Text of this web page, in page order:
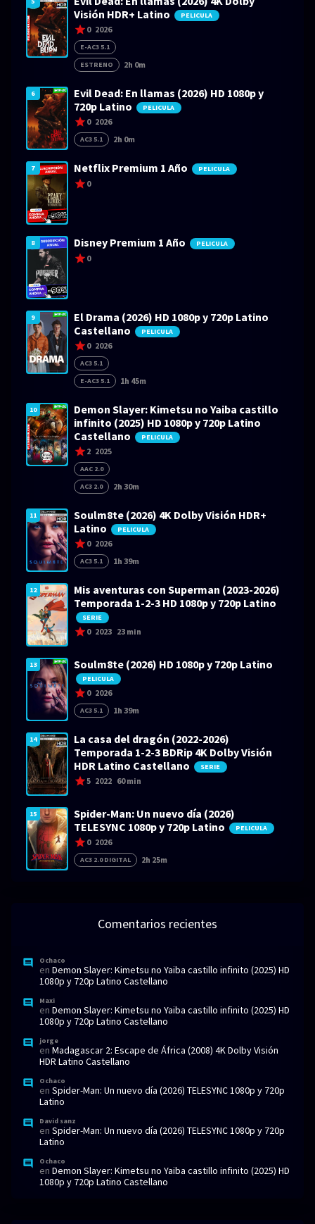
Visión HDR+ Latino
PELICULA
0 2026
E-AC3 5.1
ESTRENO
2h 0m
6
Evil Dead: En llamas (2026) HD 1080p y
720p Latino
PELICULA
0 2026
AC3 5.1 2h 0m
7 Netflix Premium 1 Año PELICULA
0
8 Disney Premium 1 Año PELICULA
0
9
El Drama (2026) HD 1080p y 720p Latino
Castellano
PELICULA
0 2026
AC3 5.1
E-AC3 5.1
1h 45m
10
Demon Slayer: Kimetsu no Yaiba castillo
infinito (2025) HD 1080p y 720p Latino
Castellano
PELICULA
2 2025
AAC 2.0
AC3 2.0
2h 30m
11
Soulm8te (2026) 4K Dolby Visión HDR+
Latino
PELICULA
0 2026
AC3 5.1 1h 39m
12
Mis aventuras con Superman (2023-2026)
Temporada 1-2-3 HD 1080p y 720p Latino
SERIE
0 2023 23 min
13 Soulm8te (2026) HD 1080p y 720p Latino
PELICULA
0 2026
AC3 5.1 1h 39m
14
La casa del dragón (2022-2026)
Temporada 1-2-3 BDRip 4K Dolby Visión
HDR Latino Castellano
SERIE
5 2022 60 min
15
Spider-Man: Un nuevo día (2026)
TELESYNC 1080p y 720p Latino
PELICULA
0 2026
AC3 2.0 DIGITAL 2h 25m
Comentarios recientes
Ochaco
en Demon Slayer: Kimetsu no Yaiba castillo infinito (2025) HD
1080p y 720p Latino Castellano
Maxi
en Demon Slayer: Kimetsu no Yaiba castillo infinito (2025) HD
1080p y 720p Latino Castellano
jorge
en Madagascar 2: Escape de África (2008) 4K Dolby Visión
HDR Latino Castellano
Ochaco
en Spider-Man: Un nuevo día (2026) TELESYNC 1080p y 720p
Latino
David sanz
en Spider-Man: Un nuevo día (2026) TELESYNC 1080p y 720p
Latino
Ochaco
en Demon Slayer: Kimetsu no Yaiba castillo infinito (2025) HD
1080p y 720p Latino Castellano